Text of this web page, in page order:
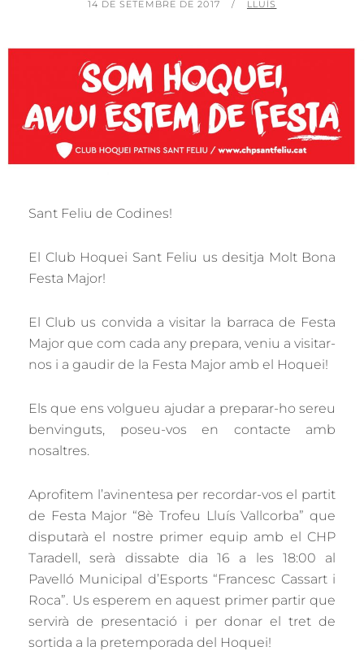
POSTED
14 DE SETEMBRE DE 2017 BY
LLUÍS
Sant Feliu de Codines!
El Club Hoquei Sant Feliu us desitja Molt Bona
Festa Major!
El Club us convida a visitar la barraca de Festa
Major que com cada any prepara, veniu a visitar-
nos i a gaudir de la Festa Major amb el Hoquei!
Els que ens volgueu ajudar a preparar-ho sereu
benvinguts, poseu-vos en contacte amb
nosaltres.
Aprofitem l’avinentesa per recordar-vos el partit
de Festa Major “8è Trofeu Lluís Vallcorba” que
disputarà el nostre primer equip amb el CHP
Taradell, serà dissabte dia 16 a les 18:00 al
Pavelló Municipal d’Esports “Francesc Cassart i
Roca”. Us esperem en aquest primer partir que
servirà de presentació i per donar el tret de
sortida a la pretemporada del Hoquei!